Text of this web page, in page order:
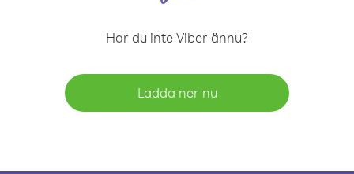
Har du inte Viber ännu?
Ladda ner nu